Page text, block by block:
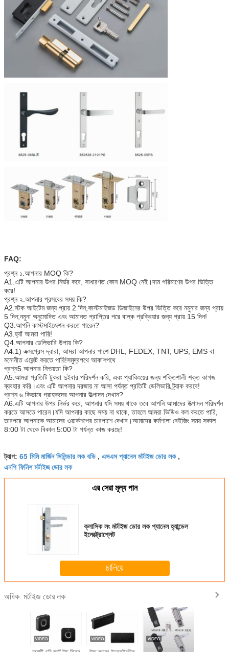
FAQ:
প্রশ্ন ১.আপনার MOQ কি?
A1.এটি আপনার উপর নির্ভর করে, সাধারণত কোন MOQ নেই।দাম পরিমাণের উপর ভিত্তি
করে!
প্রশ্ন ২.আপনার প্রসবের সময় কি?
A2.স্টক আইটেম জন্য প্রায় 2 দিন;কাস্টমাইজড ডিজাইনের উপর ভিত্তি করে নমুনার জন্য প্রায়
5 দিন;নমুনা অনুমোদিত এবং আমানত প্রাপ্তির পরে বাল্ক প্রক্রিয়ার জন্য প্রায় 15 দিন!
Q3.আপনি কাস্টমাইজেশন করতে পারেন?
A3.হ্যাঁ আমরা পারি!
Q4.আপনার ডেলিভারি উপায় কি?
A4.1) এক্সপ্রেস দ্বারা, আমরা আপনার পাশে DHL, FEDEX, TNT, UPS, EMS বা
মনোনীত এজেন্ট করতে পারি!সমুদ্রপথে আকাশপথে
প্রশ্ন5.আপনার নিশ্চয়তা কি?
A5.আমরা প্রতিটি টুকরা দুইবার পরিদর্শন করি, এবং প্যাকিংয়ের জন্য শক্তিশালী শক্ত কাগজ
ব্যবহার করি।এবং এটি আপনার দরজায় না আসা পর্যন্ত প্রতিটি ডেলিভারি ট্র্যাক করবে!
প্রশ্ন ৬.কিভাবে গ্রাহকদের আপনার উত্পাদন দেখান?
A6.এটি আপনার উপর নির্ভর করে, আপনার যদি সময় থাকে তবে আপনি আমাদের উত্পাদন পরিদর্শন
করতে আসতে পারেন।যদি আপনার কাছে সময় না থাকে, তাহলে আমরা ভিডিও কল করতে পারি,
তারপরে আপনাকে আমাদের ওয়ার্কশপের চারপাশে দেখাব।আমাদের কর্মশালা বেইজিং সময় সকাল
8:00 টা থেকে বিকাল 5:00 টা পর্যন্ত কাজ করছে!
ট্যাগ: 65 মিমি মার্জিন সিলিন্ডার লক বডি , এসএস প্যানেল মর্টাইজ ডোর লক,
এনপি ফিনিশ মর্টাইজ ডোর লক
এর সেরা মূল্য পান
ক্লাসিক লং মর্টাইজ ডোর লক প্যানেল হ্যান্ডেল
ইলেক্ট্রোপ্লেট
চালিয়ে
অধিক মর্টাইজ ডোর লক